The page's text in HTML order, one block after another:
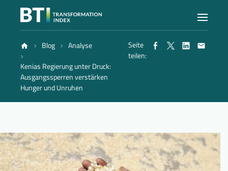
Index
Atlas
Methode
Blog
Analyse
Kenias Regierung unter Druck:
Ausgangssperren verstärken
Hunger und Unruhen
Seite
teilen: